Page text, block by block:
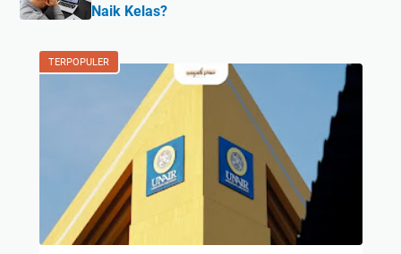
Naik Kelas?
TERPOPULER